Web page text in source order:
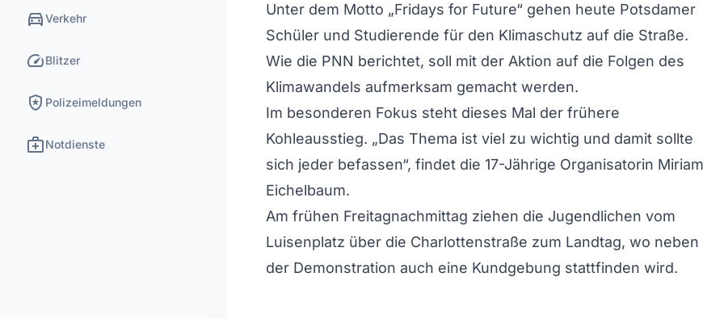
directions_carVerkehr
speedBlitzer
local_police Polizeimeldungen
medical_servicesNotdienste
Unter dem Motto „Fridays for Future“ gehen heute Potsdamer
Schüler und Studierende für den Klimaschutz auf die Straße.
Wie die PNN berichtet, soll mit der Aktion auf die Folgen des
Klimawandels aufmerksam gemacht werden.
Im besonderen Fokus steht dieses Mal der frühere
Kohleausstieg. „Das Thema ist viel zu wichtig und damit sollte
sich jeder befassen“, findet die 17-Jährige Organisatorin Miriam
Eichelbaum.
Am frühen Freitagnachmittag ziehen die Jugendlichen vom
Luisenplatz über die Charlottenstraße zum Landtag, wo neben
der Demonstration auch eine Kundgebung stattfinden wird.